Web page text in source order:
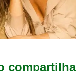
compartilha